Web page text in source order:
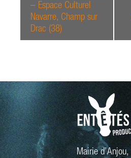
– Espace Culturel
Navarre, Champ sur
Drac (38)
Mairie d’Anjou,